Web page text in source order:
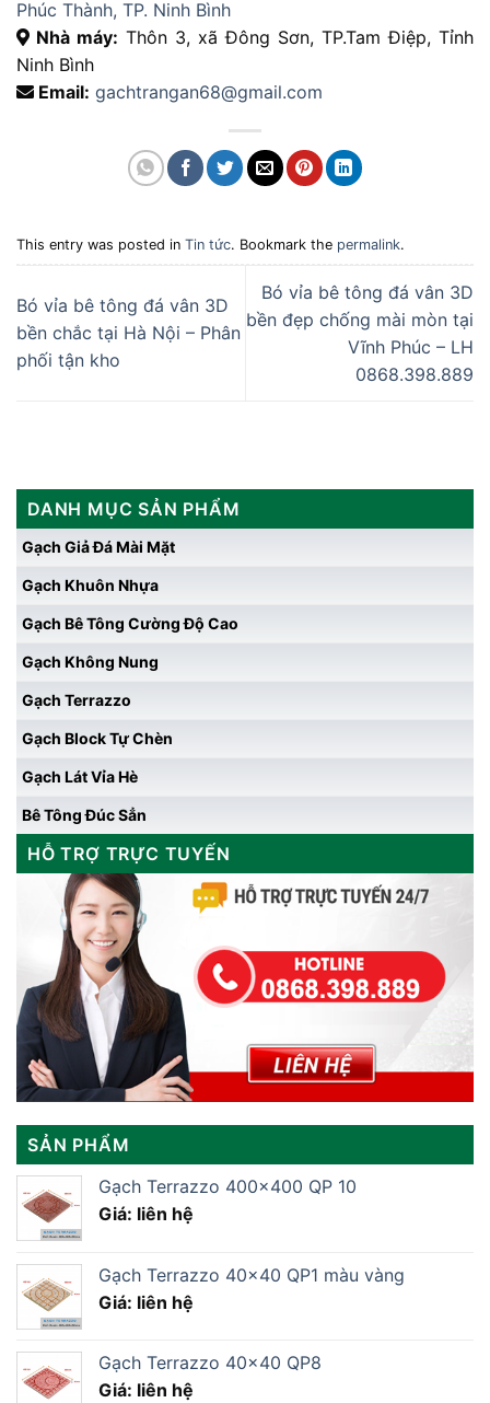
Phúc Thành, TP. Ninh Bình
Nhà máy: Thôn 3, xã Đông Sơn, TP.Tam Điệp, Tỉnh
Ninh Bình
Email: gachtrangan68@gmail.com
This entry was posted in Tin tức. Bookmark the permalink.
Bó vỉa bê tông đá vân 3D
bền chắc tại Hà Nội – Phân
phối tận kho
Bó vỉa bê tông đá vân 3D
bền đẹp chống mài mòn tại
Vĩnh Phúc – LH
0868.398.889
DANH MỤC SẢN PHẨM
Gạch Giả Đá Mài Mặt
Gạch Khuôn Nhựa
Gạch Bê Tông Cường Độ Cao
Gạch Không Nung
Gạch Terrazzo
Gạch Block Tự Chèn
Gạch Lát Vỉa Hè
Bê Tông Đúc Sẳn
HỖ TRỢ TRỰC TUYẾN
SẢN PHẨM
Gạch Terrazzo 400×400 QP 10
Giá: liên hệ
Gạch Terrazzo 40×40 QP1 màu vàng
Giá: liên hệ
Gạch Terrazzo 40×40 QP8
Giá: liên hệ